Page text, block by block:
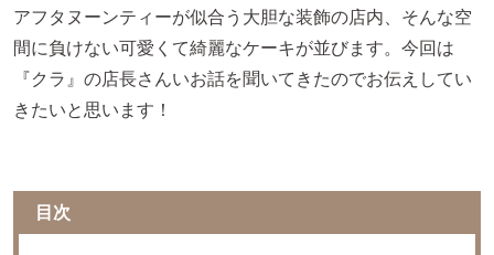
アフタヌーンティーが似合う大胆な装飾の店内、そんな空
間に負けない可愛くて綺麗なケーキが並びます。今回は
『クラ』の店長さんいお話を聞いてきたのでお伝えしてい
きたいと思います！
目次